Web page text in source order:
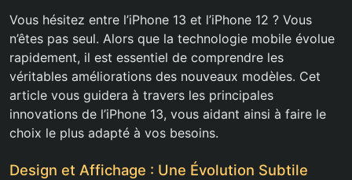
Vous hésitez entre l’iPhone 13 et l’iPhone 12 ? Vous
n’êtes pas seul. Alors que la technologie mobile évolue
rapidement, il est essentiel de comprendre les
véritables améliorations des nouveaux modèles. Cet
article vous guidera à travers les principales
innovations de l’iPhone 13, vous aidant ainsi à faire le
choix le plus adapté à vos besoins.
Design et Affichage : Une Évolution Subtile